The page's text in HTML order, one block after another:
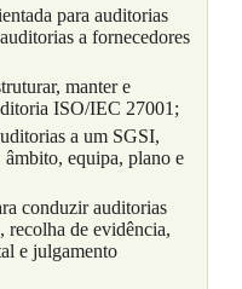
para auditorias
a fornecedores
manter e
ISO/IEC 27001;
a um SGSI,
equipa, plano e
conduzir auditorias
de evidência,
e julgamento